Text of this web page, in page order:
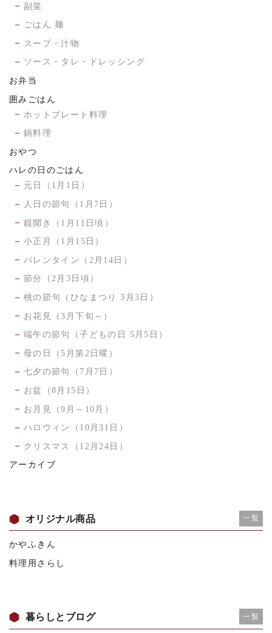
副菜
ごはん 麺
スープ・汁物
ソース・タレ・ドレッシング
お弁当
囲みごはん
ホットプレート料理
鍋料理
おやつ
ハレの日のごはん
元日（1月1日）
人日の節句（1月7日）
鏡開き（1月11日頃）
小正月（1月15日）
バレンタイン（2月14日）
節分（2月3日頃）
桃の節句（ひなまつり 3月3日）
お花見（3月下旬～）
端午の節句（子どもの日 5月5日）
母の日（5月第2日曜）
七夕の節句（7月7日）
お盆（8月15日）
お月見（9月～10月）
ハロウィン（10月31日）
クリスマス（12月24日）
アーカイブ
オリジナル商品 一覧
かやふきん
料理用さらし
暮らしとブログ 一覧